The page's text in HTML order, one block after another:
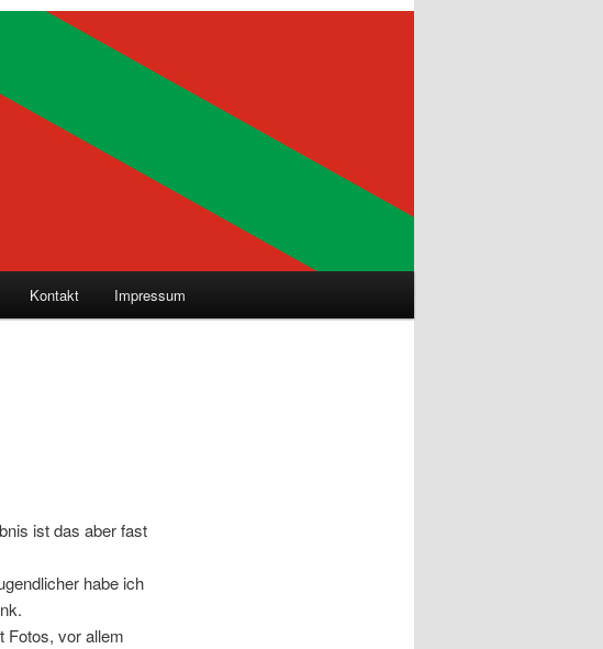
Kontakt Impressum
ist das aber fast
habe ich
Fotos, vor allem